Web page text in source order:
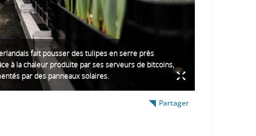
fait pousser des tulipes en serre près
à la chaleur produite par ses serveurs de bitcoins,
par des panneaux solaires.
Partager